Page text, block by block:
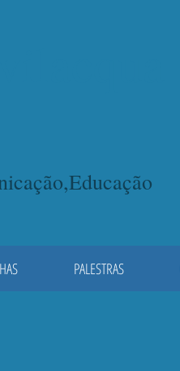
PALESTRAS